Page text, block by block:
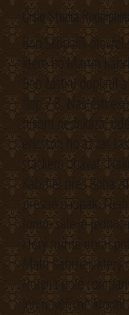
Číslo Studia
Bob Skopalík
které ho Martin
Bob částku doplatil
flop 7 8. Naštěstí
nikom nedokázal
ericsson ho až zas
stackem obávat.
Kabrhel přes Boba
přesně naopak.
tomto sále je
který mírně ubral
Matn Kabrhel,
Horyna poté
jen nevěřícně